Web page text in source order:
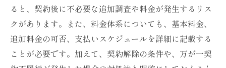
ると、契約後に不必要な追加調査や料金が発生するリス
クがあります。また、料金体系についても、基本料金、
追加料金の可否、支払いスケジュールを詳細に記載する
ことが必要です。加えて、契約解除の条件や、万が一契